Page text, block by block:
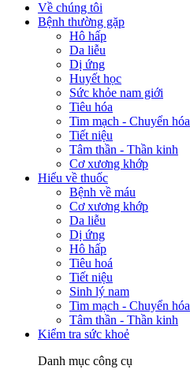
Về chúng tôi
Bệnh thường gặp
Hô hấp
Da liễu
Dị ứng
Huyết học
Sức khỏe nam giới
Tiêu hóa
Tim mạch - Chuyển hóa
Tiết niệu
Tâm thần - Thần kinh
Cơ xương khớp
Hiểu về thuốc
Bệnh về máu
Cơ xương khớp
Da liễu
Dị ứng
Hô hấp
Tiêu hoá
Tiết niệu
Sinh lý nam
Tim mạch - Chuyển hóa
Tâm thần - Thần kinh
Kiểm tra sức khoẻ
Danh mục công cụ